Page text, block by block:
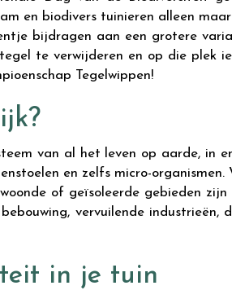
en biodivers tuinieren alleen
bijdragen aan een grotere
te verwijderen en op die plek
Tegelwippen!
van al het leven op aarde, in
en zelfs micro-
of geïsoleerde gebieden
vervuilende
in je tuin